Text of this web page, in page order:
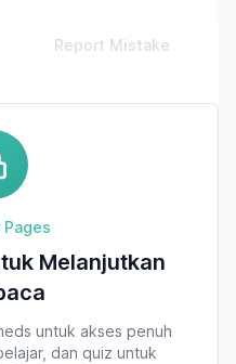
Report Mistake
Melanjutkan
untuk akses penuh
dan quiz untuk